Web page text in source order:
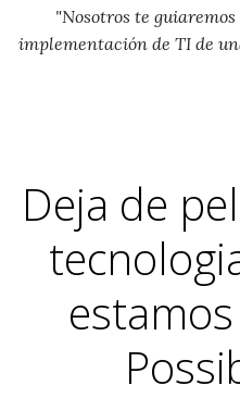
"Nosotros te
implementación de TI de
Deja de